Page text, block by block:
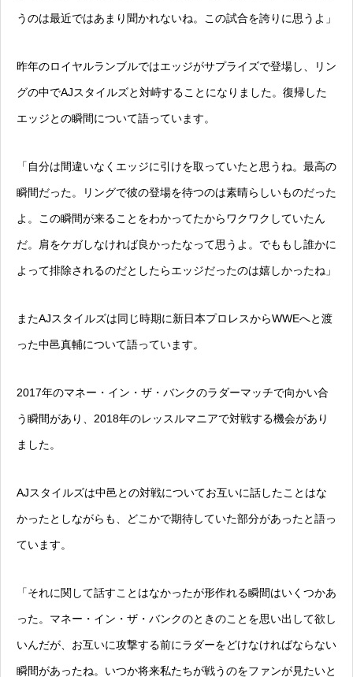
うのは最近ではあまり聞かれないね。この試合を誇りに思うよ」
昨年のロイヤルランブルではエッジがサプライズで登場し、リン
グの中でAJスタイルズと対峙することになりました。復帰した
エッジとの瞬間について語っています。
「自分は間違いなくエッジに引けを取っていたと思うね。最高の
瞬間だった。リングで彼の登場を待つのは素晴らしいものだった
よ。この瞬間が来ることをわかってたからワクワクしていたん
だ。肩をケガしなければ良かったなって思うよ。でももし誰かに
よって排除されるのだとしたらエッジだったのは嬉しかったね」
またAJスタイルズは同じ時期に新日本プロレスからWWEへと渡
った中邑真輔について語っています。
2017年のマネー・イン・ザ・バンクのラダーマッチで向かい合
う瞬間があり、2018年のレッスルマニアで対戦する機会があり
ました。
AJスタイルズは中邑との対戦についてお互いに話したことはな
かったとしながらも、どこかで期待していた部分があったと語っ
ています。
「それに関して話すことはなかったが形作れる瞬間はいくつかあ
った。マネー・イン・ザ・バンクのときのことを思い出して欲し
いんだが、お互いに攻撃する前にラダーをどけなければならない
瞬間があったね。いつか将来私たちが戦うのをファンが見たいと